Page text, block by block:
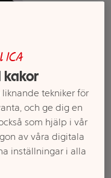
butikerna
ICA
kakor
tekniker för
och ge dig en
som hjälp i vår
av våra digitala
inställningar i alla